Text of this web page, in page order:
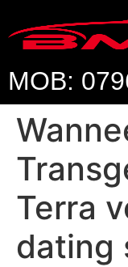
MOB:
Terra
dating